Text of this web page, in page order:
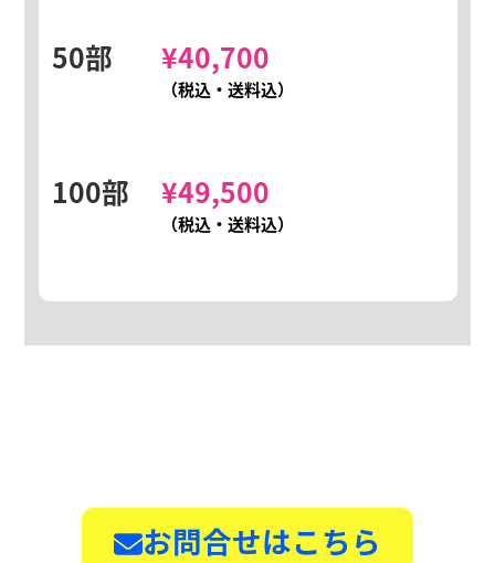
50部 ¥40,700
（税込・送料込）
100部 ¥49,500
（税込・送料込）
お問合せはこちら